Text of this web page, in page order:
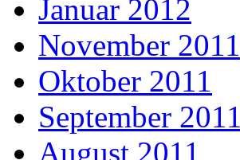
Januar 2012
November 2011
Oktober 2011
September 2011
August 2011